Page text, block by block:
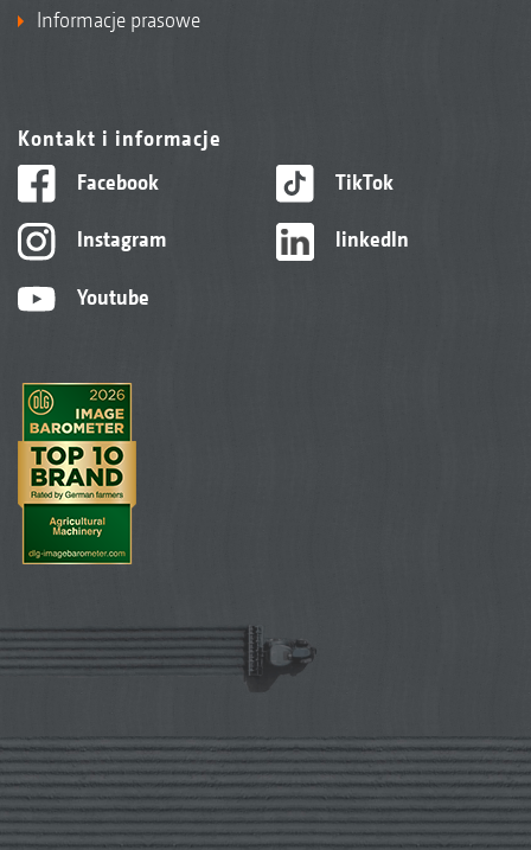
Informacje prasowe
Kontakt i informacje
Facebook
Instagram
Youtube
TikTok
linkedIn